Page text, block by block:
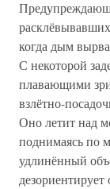
когда дым
С некоторой
плавающими
взлётно-
Оно летит над
поднимаясь по
удлинённый